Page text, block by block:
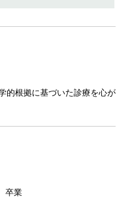
的根拠に基づいた診療を心が
卒業